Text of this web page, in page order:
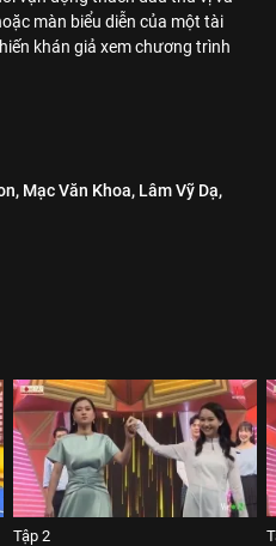
màn biểu diễn của một tài
khán giả xem chương trình
Mạc Văn Khoa, Lâm Vỹ Dạ,
Tập 2